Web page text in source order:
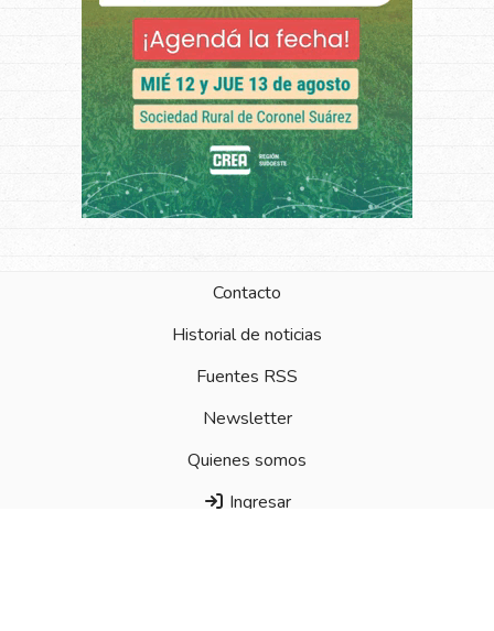
Contacto
Historial de noticias
Fuentes RSS
Newsletter
Quienes somos
Ingresar